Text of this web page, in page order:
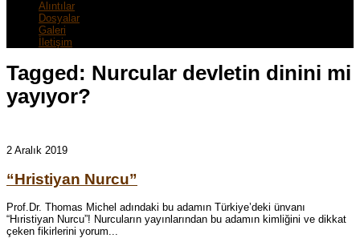
Alıntılar
Dosyalar
Galeri
İletişim
Tagged: Nurcular devletin dinini mi
yayıyor?
2 Aralık 2019
“Hristiyan Nurcu”
Prof.Dr. Thomas Michel adındaki bu adamın Türkiye’deki ünvanı
“Hıristiyan Nurcu”! Nurcuların yayınlarından bu adamın kimliğini ve dikkat
çeken fikirlerini yorum...